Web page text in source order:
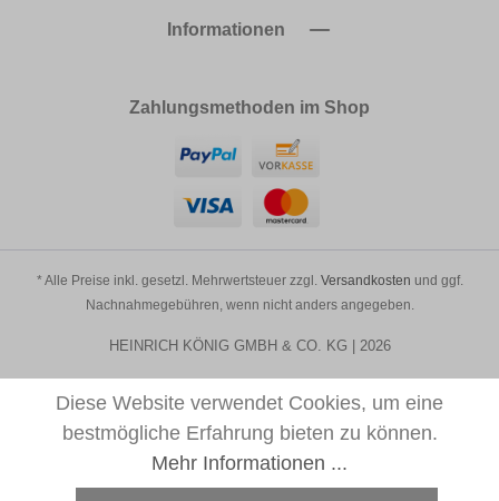
Informationen
Zahlungsmethoden im Shop
* Alle Preise inkl. gesetzl. Mehrwertsteuer zzgl. Versandkosten und ggf.
Nachnahmegebühren, wenn nicht anders angegeben.
HEINRICH KÖNIG GMBH & CO. KG | 2026
Diese Website verwendet Cookies, um eine
bestmögliche Erfahrung bieten zu können.
Mehr Informationen ...